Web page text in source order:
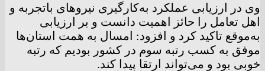
وی در ارزیابی عملکرد به‌کارگیری نیروهای باتجربه و
اهل تعامل را حائز اهمیت دانست و بر ارزیابی
به‌موقع تاکید کرد و افزود: امسال به همت استان‌ها
موفق به کسب رتبه سوم در کشور بودیم که رتبه
خوبی بود و می‌تواند ارتقا پیدا کند.